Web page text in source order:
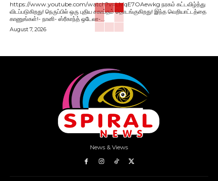
https://www.youtube.com/watch?v=LMqE7OAewkg நரகம் கட்டவிழ்த்து
விடப்படுகிறது! நெருப்பில் ஒரு புதிய சகாப்தம் தொடங்குகிறது! இந்த வெறியாட்டத்தை
காணுங்கள்!- நானி- ஸ்ரீகாந்த் ஒடேலா-...
August 7, 2026
News & Views